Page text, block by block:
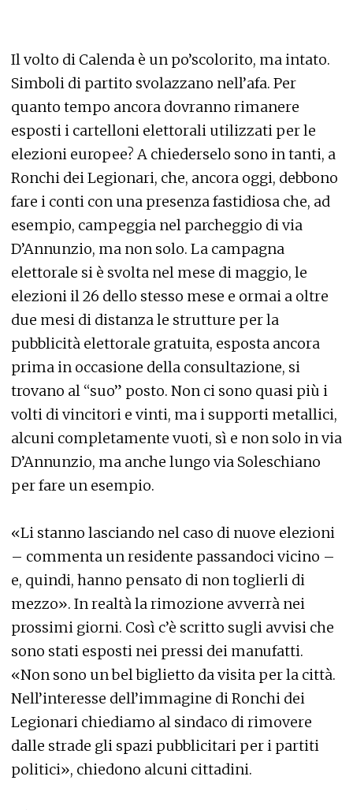
Il volto di Calenda è un po’scolorito, ma intato.
Simboli di partito svolazzano nell’afa. Per
quanto tempo ancora dovranno rimanere
esposti i cartelloni elettorali utilizzati per le
elezioni europee? A chiederselo sono in tanti, a
Ronchi dei Legionari, che, ancora oggi, debbono
fare i conti con una presenza fastidiosa che, ad
esempio, campeggia nel parcheggio di via
D’Annunzio, ma non solo. La campagna
elettorale si è svolta nel mese di maggio, le
elezioni il 26 dello stesso mese e ormai a oltre
due mesi di distanza le strutture per la
pubblicità elettorale gratuita, esposta ancora
prima in occasione della consultazione, si
trovano al “suo” posto. Non ci sono quasi più i
volti di vincitori e vinti, ma i supporti metallici,
alcuni completamente vuoti, sì e non solo in via
D’Annunzio, ma anche lungo via Soleschiano
per fare un esempio.
«Li stanno lasciando nel caso di nuove elezioni
– commenta un residente passandoci vicino –
e, quindi, hanno pensato di non toglierli di
mezzo». In realtà la rimozione avverrà nei
prossimi giorni. Così c’è scritto sugli avvisi che
sono stati esposti nei pressi dei manufatti.
«Non sono un bel biglietto da visita per la città.
Nell’interesse dell’immagine di Ronchi dei
Legionari chiediamo al sindaco di rimovere
dalle strade gli spazi pubblicitari per i partiti
politici», chiedono alcuni cittadini.